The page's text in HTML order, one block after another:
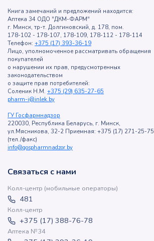
Книга замечаний и предложений находится:
Аптека 34 ОДО "ДКМ-ФАРМ"
г. Минск, тр-т. Долгиновский, д. 178, пом.
178-102 - 178-107, 178-109, 178-112 - 178-114
Телефон: +375 (17) 393-36-19
Лицо, уполномоченное рассматривать обращения
покупателей
о нарушении их прав, предусмотренных
законодательством
о защите прав потребителей:
Соленик Н.М. +375 (29) 635-27-65
pharm-i@inlek.by
ГУ Госфармнадзор
220030, Республика Беларусь, г. Минск,
ул.Мясникова, 32-2 Приемная: +375 (17) 271-25-75
(тел./факс)
info@gospharmnadzor.by
Связаться с нами
Колл-центр (мобильные операторы)
481
Колл-центр
+375 (17) 388-76-78
Аптека №34